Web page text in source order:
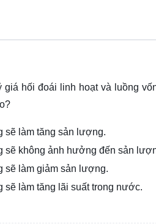
hối đoái linh hoạt và luồng
sẽ làm tăng sản lượng.
sẽ không ảnh hưởng đến sản
sẽ làm giảm sản lượng.
sẽ làm tăng lãi suất trong nước.